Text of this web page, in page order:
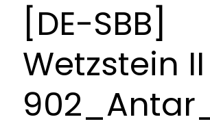
[DE-SBB]
Wetzstein II